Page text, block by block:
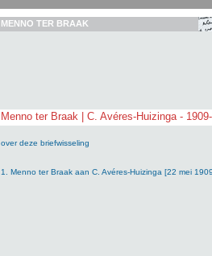
MENNO TER BRAAK
Menno ter Braak | C. Avéres-Huizinga -
over deze briefwisseling
1. Menno ter Braak aan C. Avéres-Huizinga [22 mei